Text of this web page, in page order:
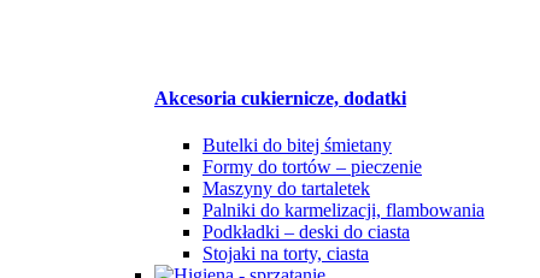
Akcesoria cukiernicze, dodatki
Butelki do bitej śmietany
Formy do tortów – pieczenie
Maszyny do tartaletek
Palniki do karmelizacji, flambowania
Podkładki – deski do ciasta
Stojaki na torty, ciasta